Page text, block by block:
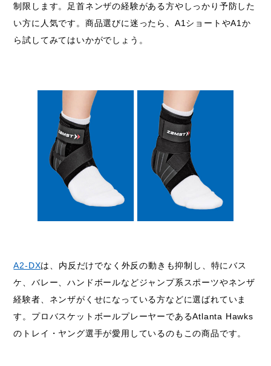
制限します。足首ネンザの経験がある方やしっかり予防した
い方に人気です。商品選びに迷ったら、A1ショートやA1か
ら試してみてはいかがでしょう。
A2-DXは、内反だけでなく外反の動きも抑制し、特にバス
ケ、バレー、ハンドボールなどジャンプ系スポーツやネンザ
経験者、ネンザがくせになっている方などに選ばれていま
す。プロバスケットボールプレーヤーであるAtlanta Hawks
のトレイ・ヤング選手が愛用しているのもこの商品です。